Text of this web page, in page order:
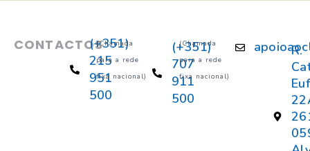
CONTACTOS(+351)
215
951
500
(Chamada
para a rede
fixa nacional)
(+351)
707
911
500
(Chamada
para a rede
fixa nacional)
R.